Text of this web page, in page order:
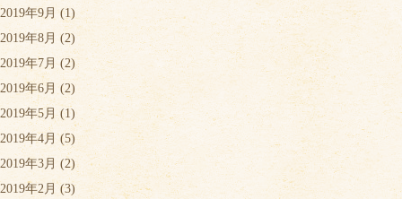
2019年9月 (1)
2019年8月 (2)
2019年7月 (2)
2019年6月 (2)
2019年5月 (1)
2019年4月 (5)
2019年3月 (2)
2019年2月 (3)